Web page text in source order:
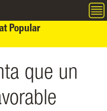
Popular
que un